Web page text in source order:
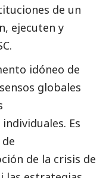
de un
ejecuten y
idóneo de
globales
Es
de la crisis de